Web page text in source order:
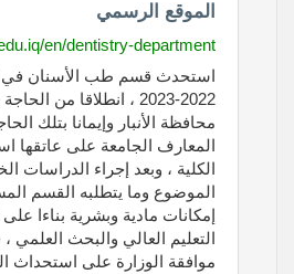
الموقع الرسمي
en/dentistry-department/
استحدث قسم طب الأسنان في
2022-2023 ، انطلاقا من
محافظة الأنبار وإيمانا بتلك
المعارف الجامعة على عاتقها
الكلية ، وبعد إجراء الدراسات
الموضوع وما يتطلبه القسم
إمكانات مادية وبشرية بناءا
التعليم العالي والبحث
موافقة الوزارة على استحداث